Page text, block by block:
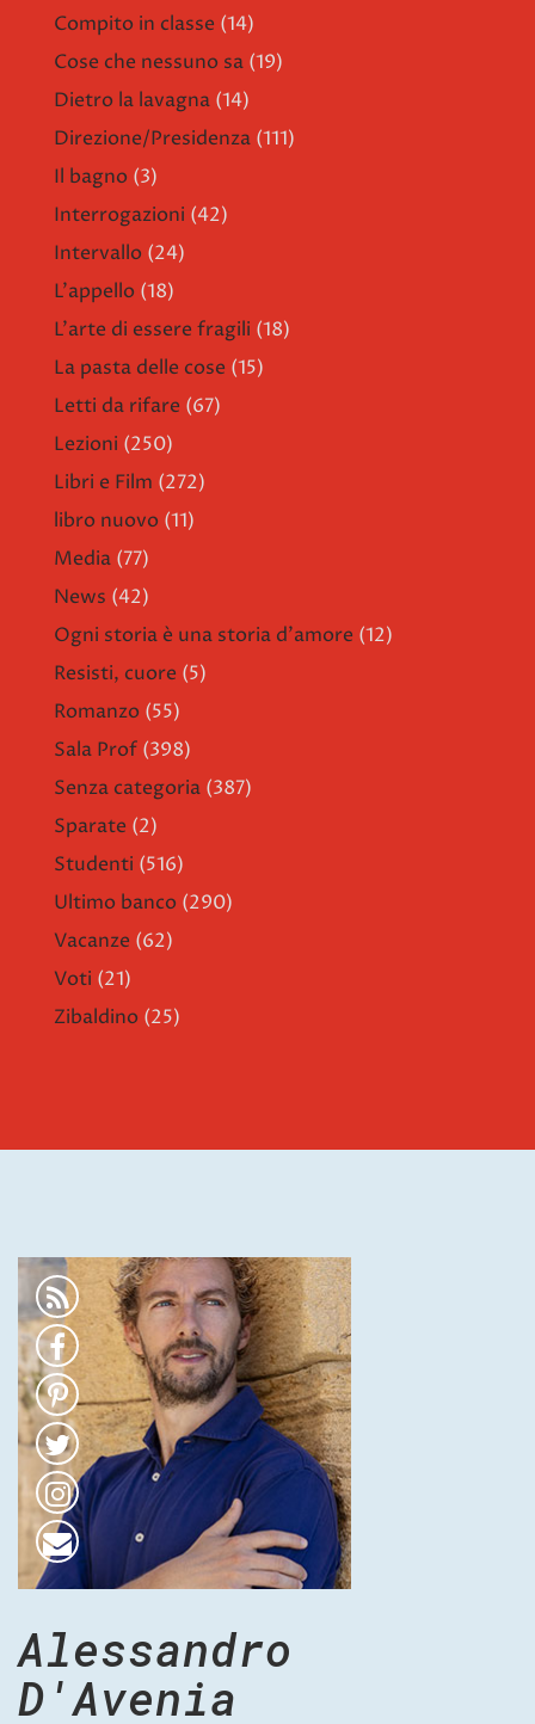
Compito in classe (14)
Cose che nessuno sa (19)
Dietro la lavagna (14)
Direzione/Presidenza (111)
Il bagno (3)
Interrogazioni (42)
Intervallo (24)
L'appello (18)
L'arte di essere fragili (18)
La pasta delle cose (15)
Letti da rifare (67)
Lezioni (250)
Libri e Film (272)
libro nuovo (11)
Media (77)
News (42)
Ogni storia è una storia d'amore (12)
Resisti, cuore (5)
Romanzo (55)
Sala Prof (398)
Senza categoria (387)
Sparate (2)
Studenti (516)
Ultimo banco (290)
Vacanze (62)
Voti (21)
Zibaldino (25)
Alessandro
D'Avenia